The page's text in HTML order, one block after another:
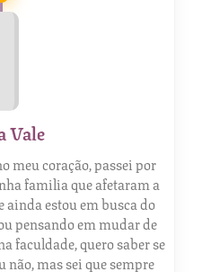
Vale
meu coração, passei por
familia que afetaram a
ainda estou em busca do
pensando em mudar de
faculdade, quero saber se
não, mas sei que sempre